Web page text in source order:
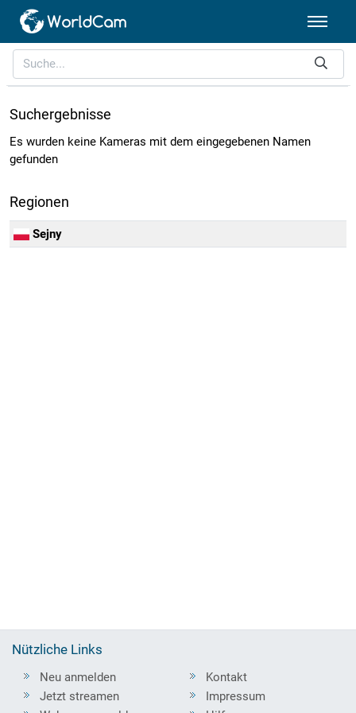
Suchergebnisse
Es wurden keine Kameras mit dem eingegebenen Namen
gefunden
Regionen
Sejny
Nützliche Links
Neu anmelden
Jetzt streamen
Kontakt
Impressum